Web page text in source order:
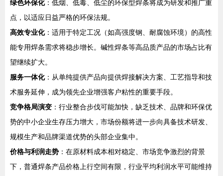
绿色环保化：低烟、低毒、低尘的环保型焊条将成为研发和推广重
点，以适应日益严格的环保法规。
高效专业化：适用于特定工况（如高强度钢、耐腐蚀环境）的高性
能专用焊条需求将稳步增长。碱性焊条等高品质产品的市场占比有
望继续扩大。
服务一体化：从单纯提供产品向提供焊接解决方案、工艺指导和技
术服务延伸，成为领先企业增强客户粘性的重要手段。
竞争格局演变 ：行业整合步伐可能加快，缺乏技术、品牌和环保优
势的中小企业生存压力增大，市场份额将进一步向具备技术研发、
规模生产和品牌渠道优势的头部企业集中。
价格与利润走势 ：在原材料成本相对稳定、市场竞争激烈的背景
下，普通焊条产品价格上行空间有限，行业平均利润水平可能维持